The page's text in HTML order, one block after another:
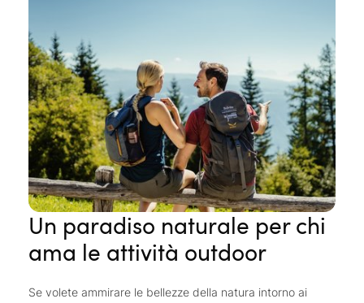
versante meridionale delle Alpi,
Naturno, si estende uno scenario ricco di meraviglie.
La tranquillità degliidilliaci paesini di montagna
ad alta quota si alternano alla raffinatezza dellevie
del centro città, imponenti ghiacciai lasciano il
posto a oleandri e ulivi, lanatura incontaminata
diventa una scrigno di tesori culturali, comechiese,
castelli e parchi. Godetevi ilclima mitee i300
giorni di sole all’anno, e se siete amanti della
cultura, approfittate dellenumerose attrazioni nel
campo della musica, del teatro, del cinema e
dell’Alto Adige e i suoi dintorni, e non perdetevi i
Un paradiso naturale per chi
ama le attività outdoor
Se volete ammirare le bellezze della natura intorno ai